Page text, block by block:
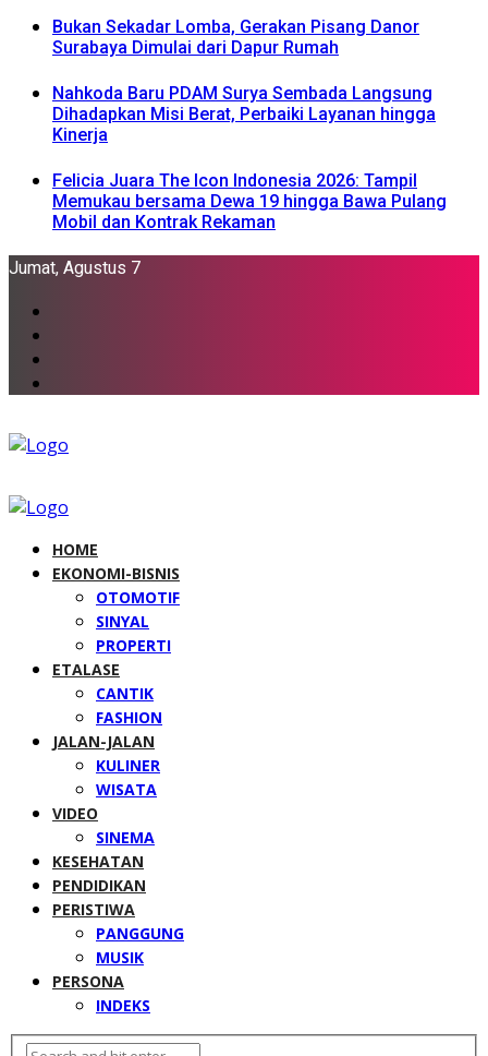
Bukan Sekadar Lomba, Gerakan Pisang Danor
Surabaya Dimulai dari Dapur Rumah
Nahkoda Baru PDAM Surya Sembada Langsung
Dihadapkan Misi Berat, Perbaiki Layanan hingga
Kinerja
Felicia Juara The Icon Indonesia 2026: Tampil
Memukau bersama Dewa 19 hingga Bawa Pulang
Mobil dan Kontrak Rekaman
Jumat, Agustus 7
HOME
EKONOMI-BISNIS
OTOMOTIF
SINYAL
PROPERTI
ETALASE
CANTIK
FASHION
JALAN-JALAN
KULINER
WISATA
VIDEO
SINEMA
KESEHATAN
PENDIDIKAN
PERISTIWA
PANGGUNG
MUSIK
PERSONA
INDEKS